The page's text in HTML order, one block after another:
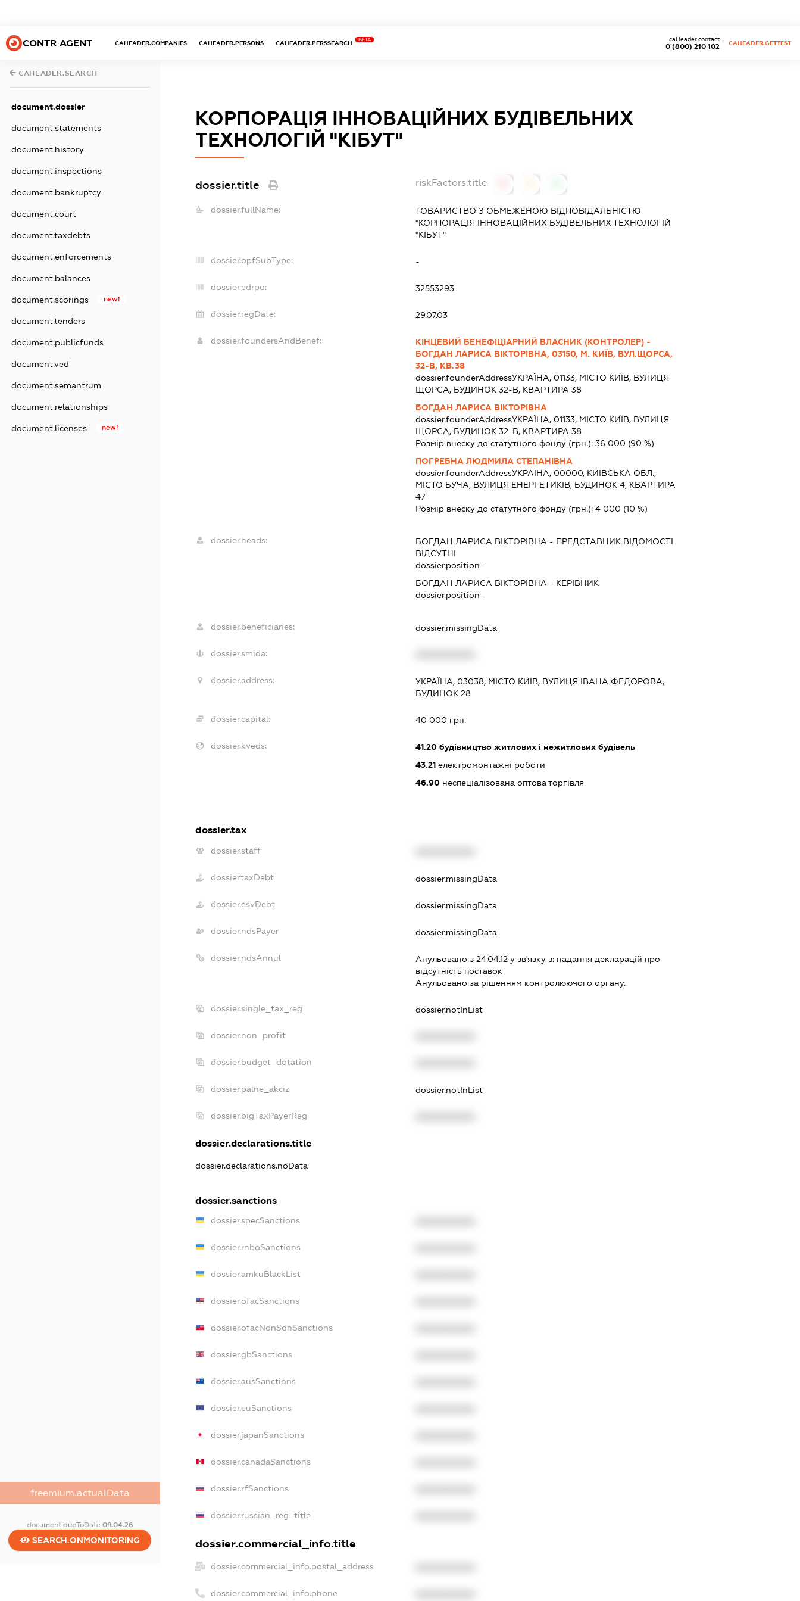
CONTR AGENT CAHEADER.COMPANIES CAHEADER.PERSONS CAHEADER.PERSSEARCH
BETA
0 (800) 210 102
caHeader.contact
CAHEADER.GETTEST
CAHEADER.SEARCH
document.dossier
document.statements
document.history
document.inspections
document.bankruptcy
document.court
document.taxdebts
document.enforcements
document.balances
document.scorings new!
document.tenders
document.publicfunds
document.ved
document.semantrum
document.relationships
document.licenses new!
freemium.actualData
document.dueToDate 09.04.26
SEARCH.ONMONITORING
КОРПОРАЦІЯ ІННОВАЦІЙНИХ БУДІВЕЛЬНИХ
ТЕХНОЛОГІЙ "КІБУТ"
dossier.title riskFactors.title
dossier.fullName:
ТОВАРИСТВО З ОБМЕЖЕНОЮ ВІДПОВІДАЛЬНІСТЮ
"КОРПОРАЦІЯ ІННОВАЦІЙНИХ БУДІВЕЛЬНИХ ТЕХНОЛОГІЙ
"КІБУТ"
dossier.opfSubType: -
dossier.edrpo: 32553293
dossier.regDate: 29.07.03
dossier.foundersAndBenef:
КІНЦЕВИЙ БЕНЕФІЦІАРНИЙ ВЛАСНИК (КОНТРОЛЕР) -
БОГДАН ЛАРИСА ВІКТОРІВНА, 03150, М. КИЇВ, ВУЛ.ЩОРСА,
32-В, КВ.38
dossier.founderAddressУКРАЇНА, 01133, МІСТО КИЇВ, ВУЛИЦЯ
ЩОРСА, БУДИНОК 32-В, КВАРТИРА 38
БОГДАН ЛАРИСА ВІКТОРІВНА
dossier.founderAddressУКРАЇНА, 01133, МІСТО КИЇВ, ВУЛИЦЯ
ЩОРСА, БУДИНОК 32-В, КВАРТИРА 38
Розмір внеску до статутного фонду (грн.):36 000 (90 %)
ПОГРЕБНА ЛЮДМИЛА СТЕПАНІВНА
dossier.founderAddressУКРАЇНА, 00000, КИЇВСЬКА ОБЛ.,
МІСТО БУЧА, ВУЛИЦЯ ЕНЕРГЕТИКІВ, БУДИНОК 4, КВАРТИРА
47
Розмір внеску до статутного фонду (грн.):4 000 (10 %)
dossier.heads: БОГДАН ЛАРИСА ВІКТОРІВНА - ПРЕДСТАВНИК ВІДОМОСТІ
ВІДСУТНІ
dossier.position -
БОГДАН ЛАРИСА ВІКТОРІВНА - КЕРІВНИК
dossier.position -
dossier.beneficiaries: dossier.missingData
dossier.smida:
dossier.address:
УКРАЇНА, 03038, МІСТО КИЇВ, ВУЛИЦЯ ІВАНА ФЕДОРОВА,
БУДИНОК 28
dossier.capital: 40 000 грн.
dossier.kveds: 41.20 будівництво житлових і нежитлових будівель
43.21 електромонтажні роботи
46.90 неспеціалізована оптова торгівля
dossier.tax
dossier.staff
dossier.taxDebt dossier.missingData
dossier.esvDebt dossier.missingData
dossier.ndsPayer dossier.missingData
dossier.ndsAnnul Анульовано з 24.04.12 у зв'язку з: надання декларацiй про
вiдсутнiсть поставок
Анульовано за рiшенням контролюючого органу.
dossier.single_tax_reg dossier.notInList
dossier.non_profit
dossier.budget_dotation
dossier.palne_akciz dossier.notInList
dossier.bigTaxPayerReg
dossier.declarations.title
dossier.declarations.noData
dossier.sanctions
dossier.specSanctions
dossier.rnboSanctions
dossier.amkuBlackList
dossier.ofacSanctions
dossier.ofacNonSdnSanctions
dossier.gbSanctions
dossier.ausSanctions
dossier.euSanctions
dossier.japanSanctions
dossier.canadaSanctions
dossier.rfSanctions
dossier.russian_reg_title
dossier.commercial_info.title
dossier.commercial_info.postal_address
dossier.commercial_info.phone